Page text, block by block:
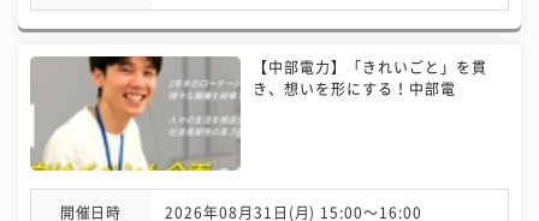
【中部電力】「きれいごと」を貫
き、想いを形にする！中部電
開催日時 2026年08月31日(月) 15:00〜16:00